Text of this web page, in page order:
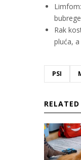
Rak
pluća,
PSI